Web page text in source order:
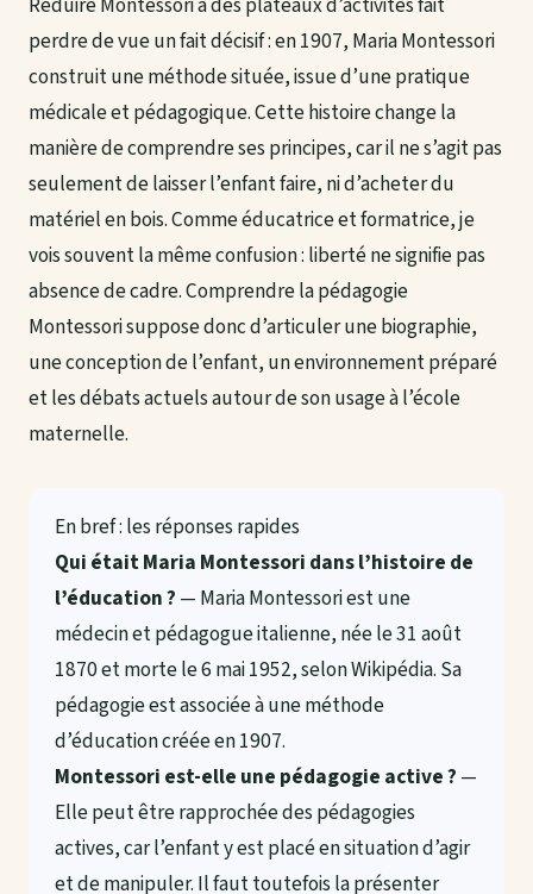
perdre de vue un fait décisif : en 1907, Maria Montessori
construit une méthode située, issue d’une pratique
médicale et pédagogique. Cette histoire change la
manière de comprendre ses principes, car il ne s’agit pas
seulement de laisser l’enfant faire, ni d’acheter du
matériel en bois. Comme éducatrice et formatrice, je
vois souvent la même confusion : liberté ne signifie pas
absence de cadre. Comprendre la pédagogie
Montessori suppose donc d’articuler une biographie,
une conception de l’enfant, un environnement préparé
et les débats actuels autour de son usage à l’école
maternelle.
En bref : les réponses rapides
Qui était Maria Montessori dans l’histoire de
l’éducation ? — Maria Montessori est une
médecin et pédagogue italienne, née le 31 août
1870 et morte le 6 mai 1952, selon Wikipédia. Sa
pédagogie est associée à une méthode
d’éducation créée en 1907.
Montessori est-elle une pédagogie active ? —
Elle peut être rapprochée des pédagogies
actives, car l’enfant y est placé en situation d’agir
et de manipuler. Il faut toutefois la présenter